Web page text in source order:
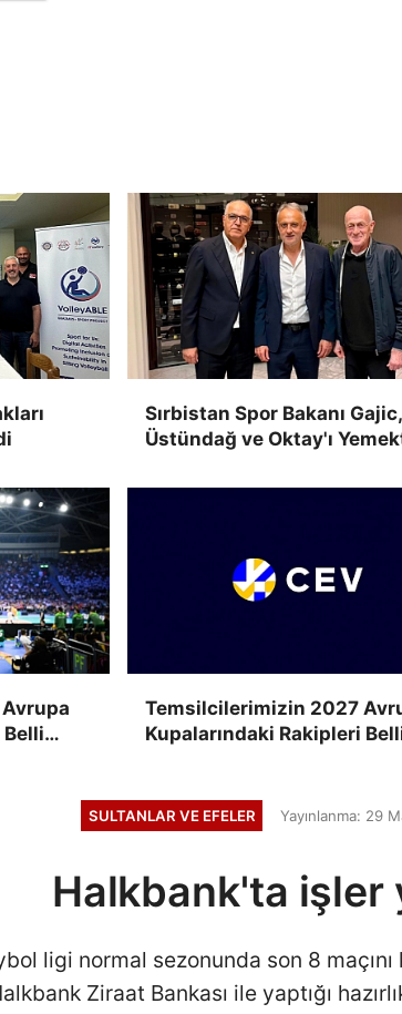
Sırbistan Spor Bakanı Gajic,
Üstündağ ve Oktay'ı
Belli
Temsilcilerimizin 2027
Kupalarındaki Rakipleri
SULTANLAR VE EFELER Yayınlanma: 29
Halkbank'ta işler
ligi normal sezonunda son 8
Ziraat Bankası ile yaptığı